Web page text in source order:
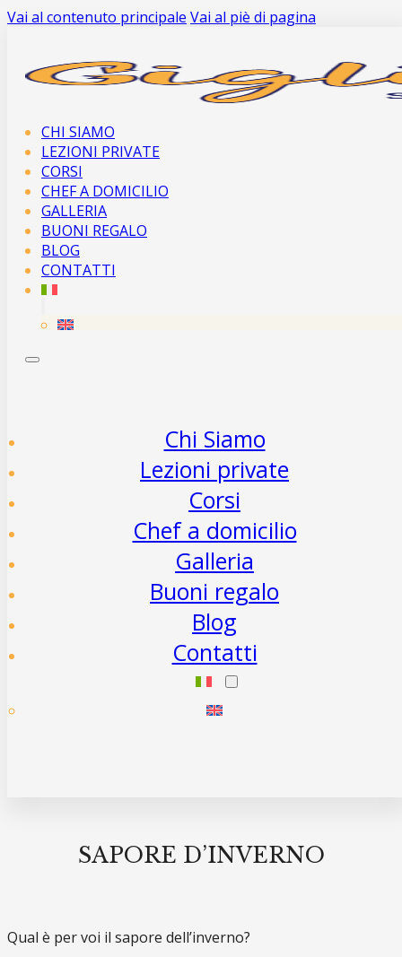
Vai al contenuto principale Vai al piè di pagina
CHI SIAMO
LEZIONI PRIVATE
CORSI
CHEF A DOMICILIO
GALLERIA
BUONI REGALO
BLOG
CONTATTI
Chi Siamo
Lezioni private
Corsi
Chef a domicilio
Galleria
Buoni regalo
Blog
Contatti
SAPORE D’INVERNO
Qual è per voi il sapore dell’inverno?